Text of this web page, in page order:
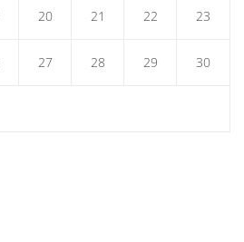
20 21 22 23
27 28 29 30